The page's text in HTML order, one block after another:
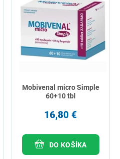
Mobivenal micro Simple
60+10 tbl
16,80 €
DO KOŠÍKA